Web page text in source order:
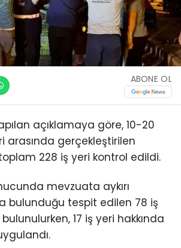
ABONE OL
açıklamaya göre, 10-20
arasında gerçekleştirilen
228 iş yeri kontrol edildi.
mevzuata aykırı
bulunduğu tespit edilen 78 iş
17 iş yeri hakkında